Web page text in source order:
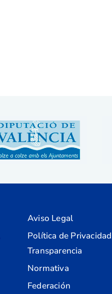
Aviso Legal
Política de Privacidad
Transparencia
Normativa
Federación